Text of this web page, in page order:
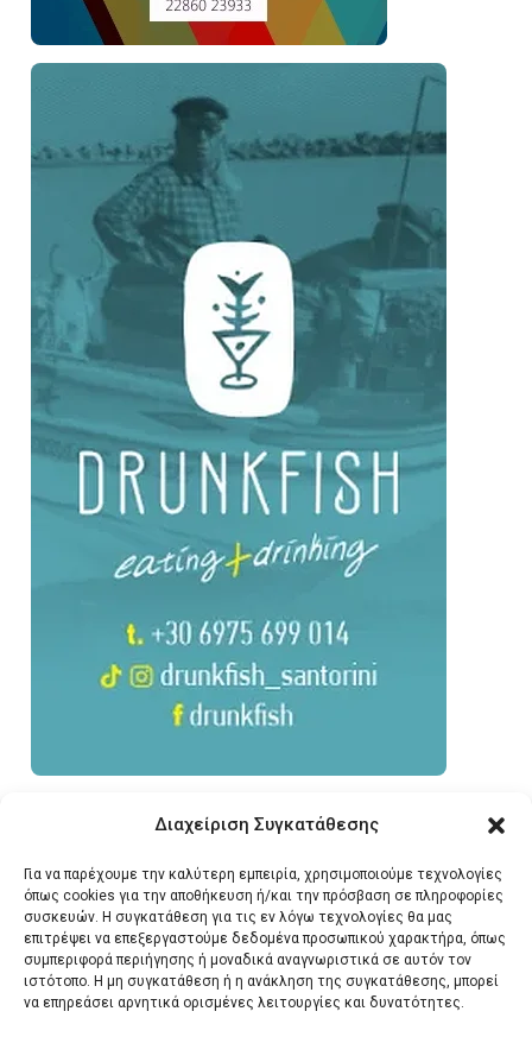
Διαχείριση Συγκατάθεσης
Για να παρέχουμε την καλύτερη εμπειρία, χρησιμοποιούμε τεχνολογίες
όπως cookies για την αποθήκευση ή/και την πρόσβαση σε πληροφορίες
συσκευών. Η συγκατάθεση για τις εν λόγω τεχνολογίες θα μας
επιτρέψει να επεξεργαστούμε δεδομένα προσωπικού χαρακτήρα, όπως
συμπεριφορά περιήγησης ή μοναδικά αναγνωριστικά σε αυτόν τον
ιστότοπο. Η μη συγκατάθεση ή η ανάκληση της συγκατάθεσης, μπορεί
να επηρεάσει αρνητικά ορισμένες λειτουργίες και δυνατότητες.